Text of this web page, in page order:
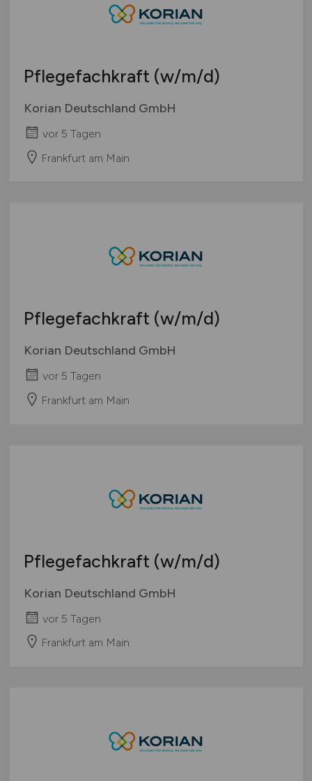
Pflegefachkraft (w/m/d)
Korian Deutschland GmbH
vor 5 Tagen
Frankfurt am Main
Pflegefachkraft (w/m/d)
Korian Deutschland GmbH
vor 5 Tagen
Frankfurt am Main
Pflegefachkraft (w/m/d)
Korian Deutschland GmbH
vor 5 Tagen
Frankfurt am Main